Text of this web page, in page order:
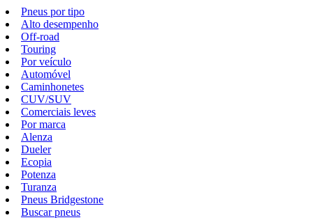
Pneus por tipo
Alto desempenho
Off-road
Touring
Por veículo
Automóvel
Caminhonetes
CUV/SUV
Comerciais leves
Por marca
Alenza
Dueler
Ecopia
Potenza
Turanza
Pneus Bridgestone
Buscar pneus